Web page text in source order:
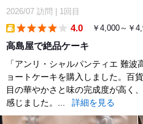
2026/07 訪問 1回目
4.0 ￥4,000～￥
高島屋で絶品ケーキ
「アンリ・シャルパンティエ 難
ョートケーキを購入しました。百
目の華やかさと味の完成度が高く
感じました。...
詳細を見る